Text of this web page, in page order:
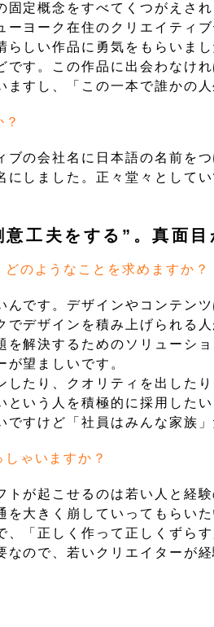
定概念をすべてくつがえされ
ヨーク在住のクリエイティ
しい作品に勇気をもらいま
です。この作品に出会わなけ
すし、「この一本で誰かの
の会社名に日本語の名前を
にしました。正々堂々として
工夫をする”。真面
のようなことを求めますか？
です。デザインやコンテン
デザインを積み上げられる
解決するためのソリューシ
望ましいです。
したり、クオリティを出した
いう人を積極的に採用した
すけど「社員はみんな家族」
ゃいますか？
が起こせるのは若い人と経
大きく崩していってもらい
「正しく作って正しくずら
なので、若いクリエイターが